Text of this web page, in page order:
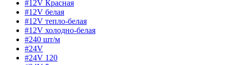
#12V Красная
#12V белая
#12V тепло-белая
#12V холодно-белая
#240 шт/м
#24V
#24V 120